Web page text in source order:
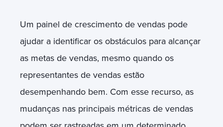
Um painel de crescimento de vendas pode
ajudar a identificar os obstáculos para alcançar
as metas de vendas, mesmo quando os
representantes de vendas estão
desempenhando bem. Com esse recurso, as
mudanças nas principais métricas de vendas